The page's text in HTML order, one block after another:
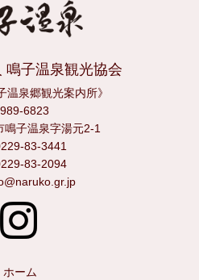
鳴子温泉観光協会
温泉郷観光案内所》
6823
鳴子温泉字湯元2-1
83-3441
83-2094
ホーム